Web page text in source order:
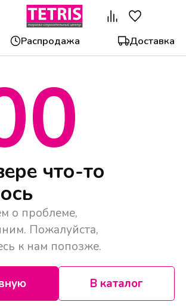
Распродажа Доставка
что-то
о проблеме,
Пожалуйста,
к нам попозже.
В каталог